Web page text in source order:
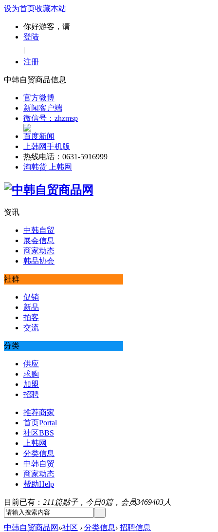
设为首页收藏本站
你好游客，请
登陆
|
注册
中韩自贸商品信息
官方微博
新闻客户端
微信号：zhzmsp
百度新闻
上韩网手机版
热线电话：0631-5916999
淘韩货 上韩网
资讯
中韩自贸
展会信息
商家动态
韩品协会
社群
促销
新品
拍客
交流
分类
供应
求购
加盟
招聘
推荐商家
首页Portal
社区BBS
上韩网
分类信息
中韩自贸
商家动态
帮助Help
目前已有： 211篇贴子，今日0篇，会员3469403人
中韩自贸商品网 »社区 › 分类信息› 招聘信息